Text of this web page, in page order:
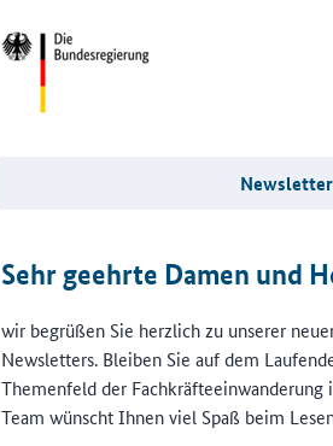
Sehr geehrte Damen und
wir begrüßen Sie herzlich zu unserer
Newsletters. Bleiben Sie auf dem
Themenfeld der
Team wünscht Ihnen viel Spaß beim